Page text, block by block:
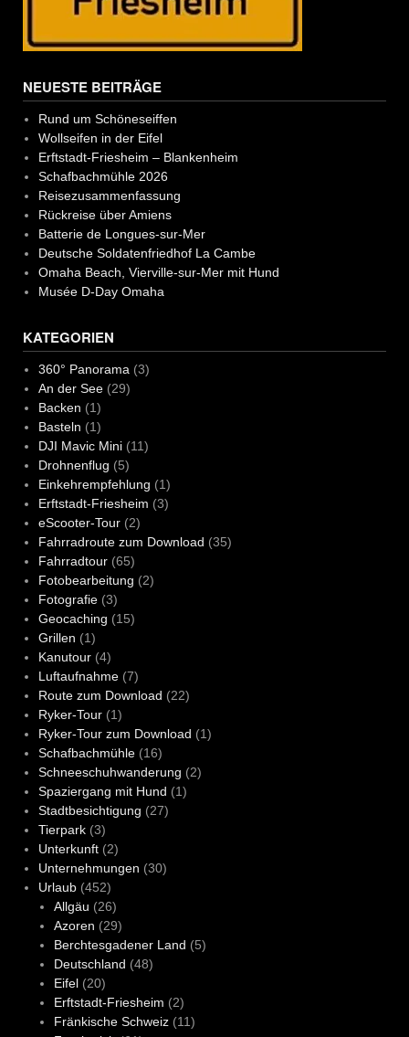
NEUESTE BEITRÄGE
Rund um Schöneseiffen
Wollseifen in der Eifel
Erftstadt-Friesheim – Blankenheim
Schafbachmühle 2026
Reisezusammenfassung
Rückreise über Amiens
Batterie de Longues-sur-Mer
Deutsche Soldatenfriedhof La Cambe
Omaha Beach, Vierville-sur-Mer mit Hund
Musée D-Day Omaha
KATEGORIEN
360° Panorama(3)
An der See(29)
Backen (1)
Basteln (1)
DJI Mavic Mini(11)
Drohnenflug (5)
Einkehrempfehlung (1)
Erftstadt-Friesheim (3)
eScooter-Tour(2)
Fahrradroute zum Download (35)
Fahrradtour(65)
Fotobearbeitung (2)
Fotografie(3)
Geocaching (15)
Grillen (1)
Kanutour(4)
Luftaufnahme(7)
Route zum Download (22)
Ryker-Tour(1)
Ryker-Tour zum Download (1)
Schafbachmühle(16)
Schneeschuhwanderung (2)
Spaziergang mit Hund (1)
Stadtbesichtigung (27)
Tierpark(3)
Unterkunft(2)
Unternehmungen (30)
Urlaub(452)
Allgäu (26)
Azoren (29)
Berchtesgadener Land (5)
Deutschland (48)
Eifel(20)
Erftstadt-Friesheim (2)
Fränkische Schweiz(11)